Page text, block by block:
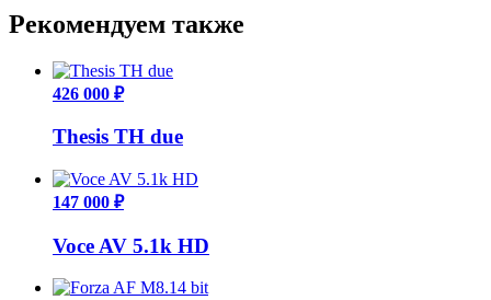
Рекомендуем также
426 000 ₽
Thesis TH due
147 000 ₽
Voce AV 5.1k HD